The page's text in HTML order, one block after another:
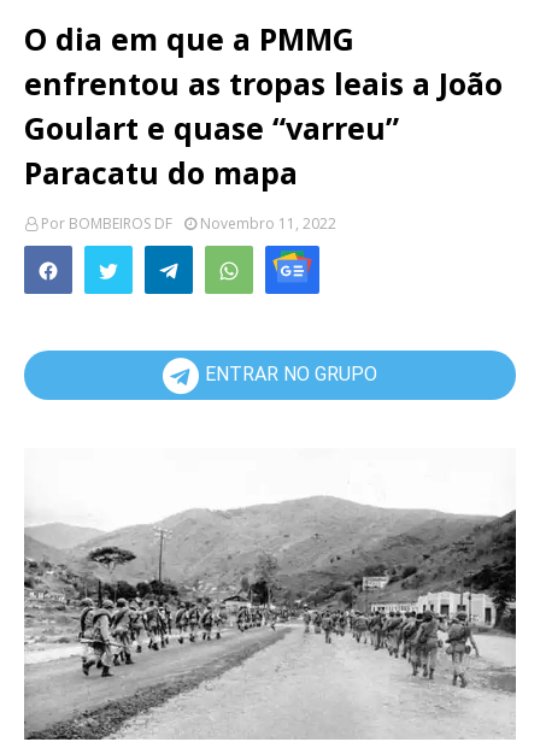
O dia em que a PMMG
enfrentou as tropas leais a João
Goulart e quase “varreu”
Paracatu do mapa
Por BOMBEIROS DF Novembro 11, 2022
ENTRAR NO GRUPO